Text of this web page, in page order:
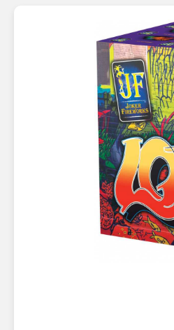
Новинки 2025/26
Фейерверки на свадьбу
Фейерверк-шоу
Батареи салютов
Цветной дым
Батареи салютов
Маленькие фейерверки
Средние фейерверки